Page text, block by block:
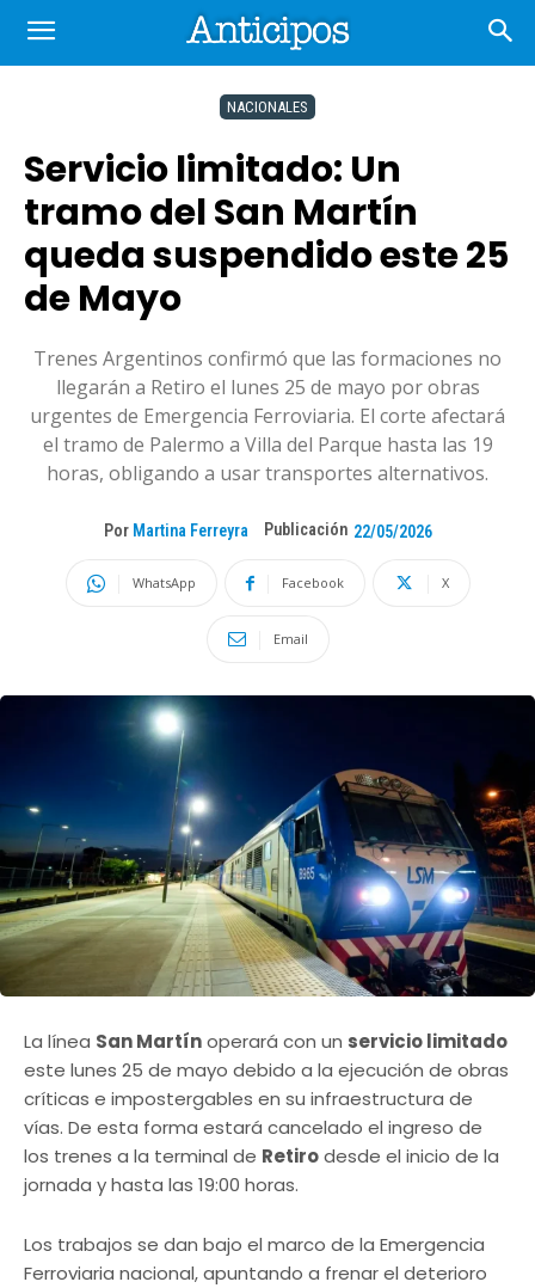
NACIONALES
Servicio limitado: Un
tramo del San Martín
queda suspendido este 25
de Mayo
Trenes Argentinos confirmó que las formaciones no
llegarán a Retiro el lunes 25 de mayo por obras
urgentes de Emergencia Ferroviaria. El corte afectará
el tramo de Palermo a Villa del Parque hasta las 19
horas, obligando a usar transportes alternativos.
Por Martina Ferreyra Publicación 22/05/2026
WhatsApp Facebook X
Email
La línea San Martínoperará con un servicio limitado
este lunes 25 de mayo debido a la ejecución de obras
críticas e impostergables en su infraestructura de
vías. De esta forma estará cancelado el ingreso de
los trenes a la terminal de Retirodesde el inicio de la
jornada y hasta las 19:00 horas.
Los trabajos se dan bajo el marco de la Emergencia
Ferroviaria nacional, apuntando a frenar el deterioro